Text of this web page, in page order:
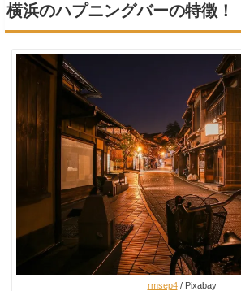
横浜のハプニングバーの特徴！
rmsep4/ Pixabay